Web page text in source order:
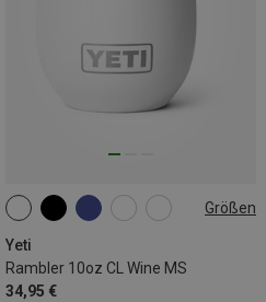
Größen
Yeti
Rambler 10oz CL Wine MS
34,95 €
296ML